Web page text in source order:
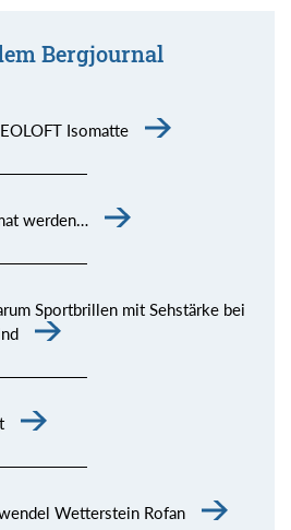
Bergjournal
Isomatte
werden…
Sportbrillen mit Sehstärke bei
Wetterstein Rofan